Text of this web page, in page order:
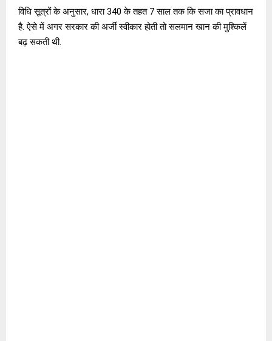
विधि सूत्रों के अनुसार, धारा 340 के तहत 7 साल तक कि सजा का प्रावधान
है. ऐसे में अगर सरकार की अर्जी स्वीकार होती तो सलमान खान की मुश्किलें
बढ़ सकती थी.